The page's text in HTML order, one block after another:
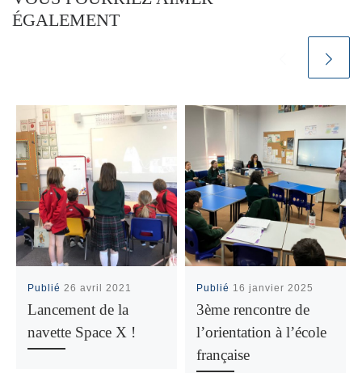
ÉGALEMENT
Publié 26 avril 2021
Lancement de la
navette Space X !
Publié 16 janvier 2025
3ème rencontre de
l’orientation à l’école
française